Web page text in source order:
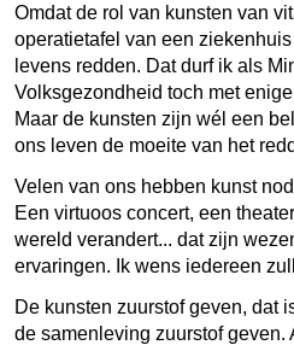
Omdat de rol van kunsten van
operatietafel van een
levens redden. Dat durf ik als
Volksgezondheid toch met
Maar de kunsten zijn wél een
ons leven de moeite van het
Velen van ons hebben kunst
Een virtuoos concert, een
wereld verandert... dat zijn
ervaringen. Ik wens iedereen
De kunsten zuurstof geven, dat
de samenleving zuurstof geven.